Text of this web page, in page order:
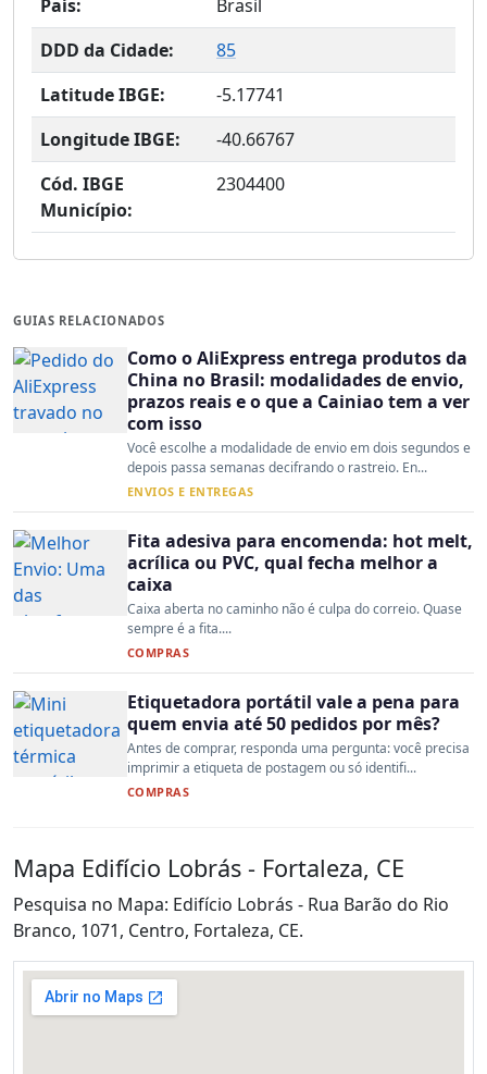
País:
Brasil
DDD da Cidade:
85
Latitude IBGE:
-5.17741
Longitude IBGE:
-40.66767
Cód. IBGE
Município:
2304400
GUIAS RELACIONADOS
Como o AliExpress entrega produtos da
China no Brasil: modalidades de envio,
prazos reais e o que a Cainiao tem a ver
com isso
Você escolhe a modalidade de envio em dois segundos e
depois passa semanas decifrando o rastreio. En...
ENVIOS E ENTREGAS
Fita adesiva para encomenda: hot melt,
acrílica ou PVC, qual fecha melhor a
caixa
Caixa aberta no caminho não é culpa do correio. Quase
sempre é a fita....
COMPRAS
Etiquetadora portátil vale a pena para
quem envia até 50 pedidos por mês?
Antes de comprar, responda uma pergunta: você precisa
imprimir a etiqueta de postagem ou só identifi...
COMPRAS
Mapa Edifício Lobrás - Fortaleza, CE
Pesquisa no Mapa: Edifício Lobrás - Rua Barão do Rio
Branco, 1071, Centro, Fortaleza, CE.